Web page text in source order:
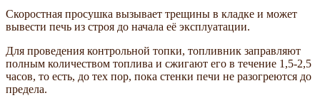
Скоростная просушка вызывает трещины в кладке и может
вывести печь из строя до начала её эксплуатации.
Для проведения контрольной топки, топливник заправляют
полным количеством топлива и сжигают его в течение 1,5-2,5
часов, то есть, до тех пор, пока стенки печи не разогреются до
предела.